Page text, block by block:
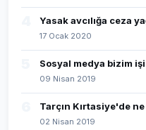
Yasak avcılığa ceza
17 Ocak 2020
Sosyal medya bizim
09 Nisan 2019
Tarçın Kırtasiye'de
02 Nisan 2019